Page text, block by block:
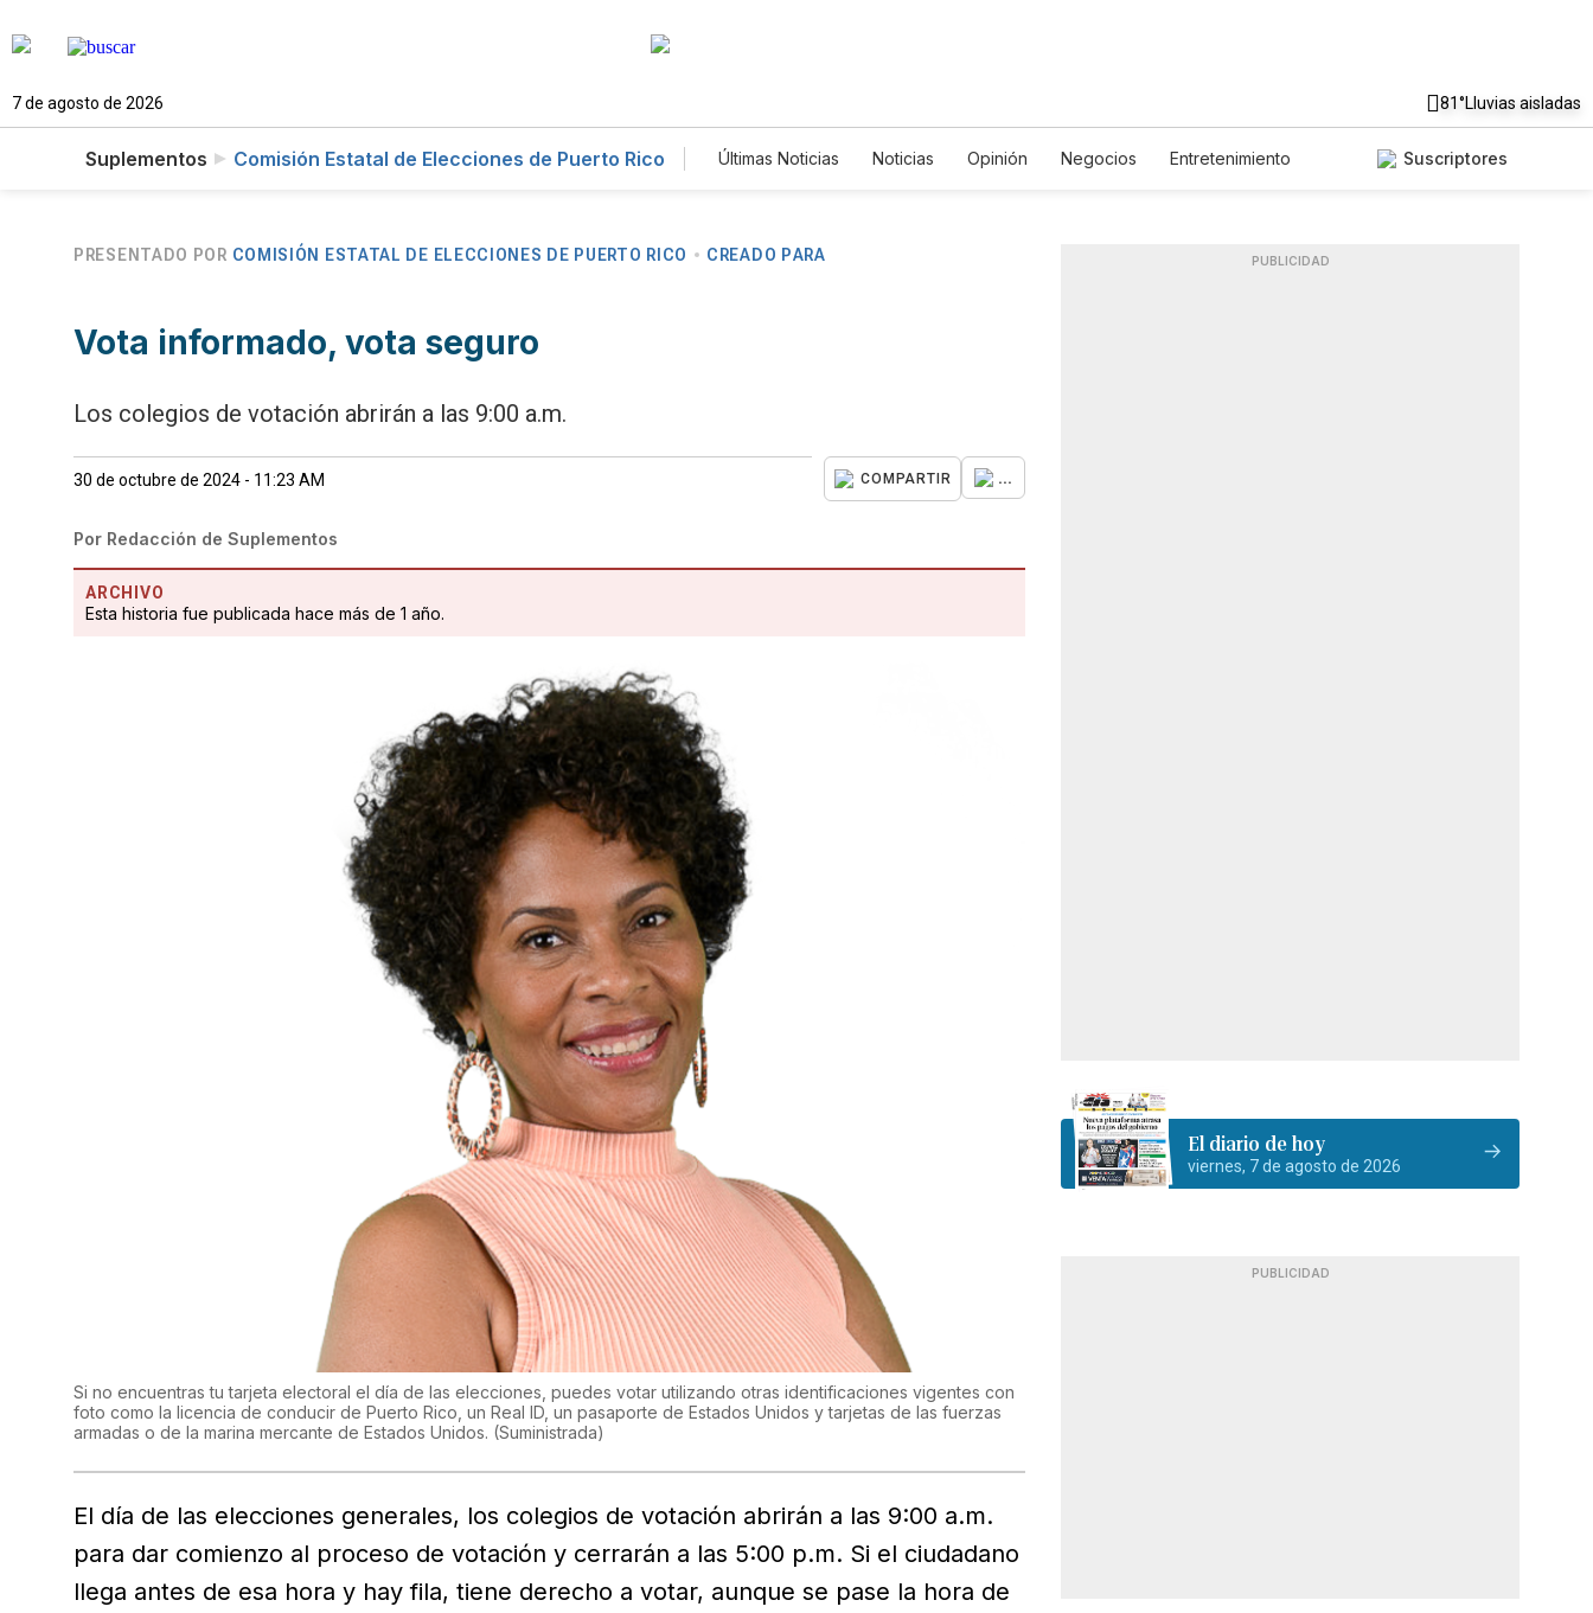
7 de agosto de 2026 81°Lluvias aisladas
Suplementos Comisión Estatal de Elecciones de Puerto Rico Últimas Noticias Noticias Opinión Negocios
Entretenimiento
Newsletters
Suscriptores
PRESENTADO POR COMISIÓN ESTATAL DE ELECCIONES DE PUERTO RICO CREADO PARA
Vota informado, vota seguro
Los colegios de votación abrirán a las 9:00 a.m.
30 de octubre de 2024 - 11:23 AM COMPARTIR ...
Por Redacción de Suplementos
ARCHIVO
Esta historia fue publicada hace más de 1 año.
Si no encuentras tu tarjeta electoral el día de las elecciones, puedes votar utilizando otras identificaciones vigentes con
foto como la licencia de conducir de Puerto Rico, un Real ID, un pasaporte de Estados Unidos y tarjetas de las fuerzas
armadas o de la marina mercante de Estados Unidos. (Suministrada)
El día de las elecciones generales, los colegios de votación abrirán a las 9:00 a.m.
para dar comienzo al proceso de votación y cerrarán a las 5:00 p.m. Si el ciudadano
llega antes de esa hora y hay fila, tiene derecho a votar, aunque se pase la hora de
PUBLICIDAD
El diario de hoy
viernes, 7 de agosto de 2026
PUBLICIDAD